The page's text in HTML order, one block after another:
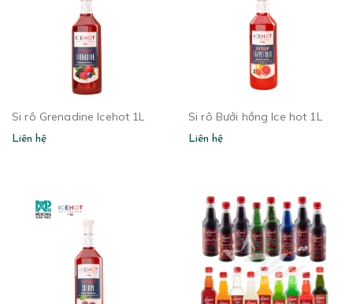
Si rô Grenadine Icehot 1L
Liên hệ
Si rô Bưởi hồng Ice hot 1L
Liên hệ